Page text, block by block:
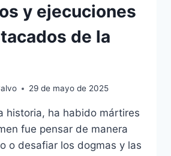
y ejecuciones
de la
29 de mayo de 2025
historia, ha habido mártires
fue pensar de manera
o desafiar los dogmas y las